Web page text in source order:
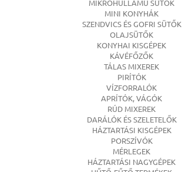
MIKROHULLÁMÚ SÜTŐK
MINI KONYHÁK
SZENDVICS ÉS GOFRI SÜTŐK
OLAJSÜTŐK
KONYHAI KISGÉPEK
KÁVÉFŐZŐK
TÁLAS MIXEREK
PIRÍTÓK
VÍZFORRALÓK
APRÍTÓK, VÁGÓK
RÚD MIXEREK
DARÁLÓK ÉS SZELETELŐK
HÁZTARTÁSI KISGÉPEK
PORSZÍVÓK
MÉRLEGEK
HÁZTARTÁSI NAGYGÉPEK